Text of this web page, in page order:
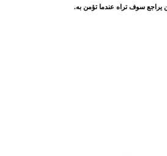
يراجع سوف تراه عندما تؤمن به.